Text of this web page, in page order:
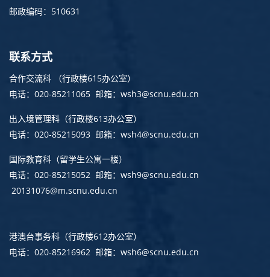
邮政编码：510631
联系方式
合作交流科 （行政楼615办公室）
电话：020-85211065 邮箱：wsh3@scnu.edu.cn
出入境管理科 （行政楼613办公室）
电话：020-85215093 邮箱：wsh4@scnu.edu.cn
国际教育科（留学生公寓一楼）
电话：020-85215052 邮箱：wsh9@scnu.edu.cn
20131076@m.scnu.edu.cn
港澳台事务科 （行政楼612办公室）
电话：020-85216962 邮箱：wsh6@scnu.edu.cn